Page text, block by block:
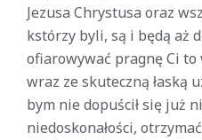
Jezusa Chrystusa oraz
kstórzy byli, są i będą aż
ofiarowywać pragnę Ci
wraz ze skuteczną łaską
bym nie dopuścił się już
niedoskonałości,